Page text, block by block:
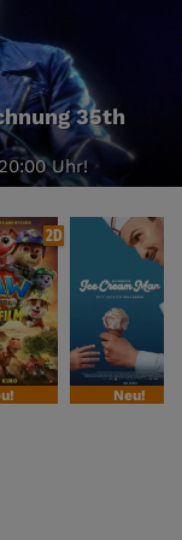
35th
Uhr!
2D
Neu!